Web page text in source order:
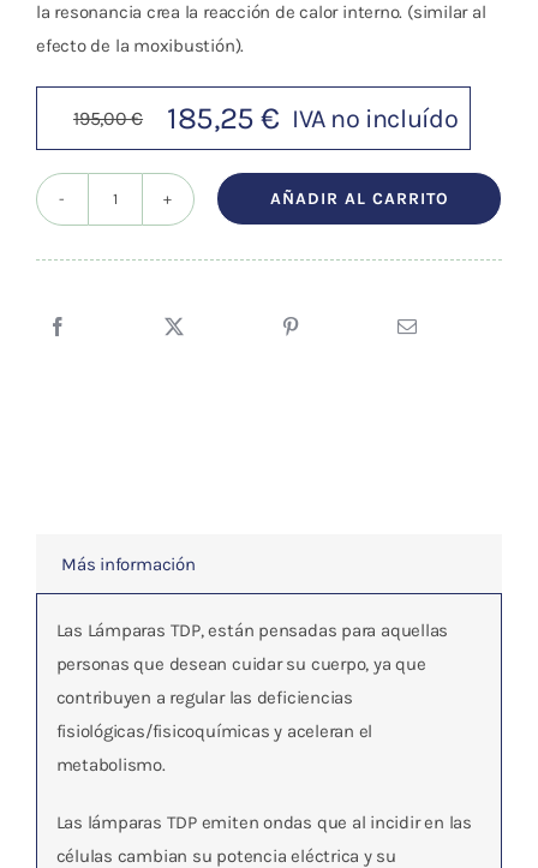
la resonancia crea la reacción de calor interno. (similar al
efecto de la moxibustión).
195,00€
precio
original
185,25€
precio
actual
IVA no incluído
térmica
AÑADIR AL CARRITO
Más información
Las Lámparas TDP, están pensadas para aquellas
personas que desean cuidar su cuerpo, ya que
contribuyen a regular las deficiencias
fisiológicas/fisicoquímicas y aceleran el
metabolismo.
Las lámparas TDP emiten ondas que al incidir en las
células cambian su potencia eléctrica y su